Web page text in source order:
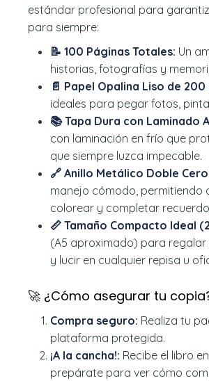
estándar profesional para
para siempre:
📝 100 Páginas Totales: Un
historias, fotografías y
📄 Papel Opalina Liso de 200
ideales para pegar fotos,
📚 Tapa Dura con Laminado
con laminación en frío que
que siempre luzca impecable.
🔗 Anillo Metálico Doble
manejo cómodo, permitiendo
colorear y completar
📏 Tamaño Compacto Ideal
(A5 aproximado) para
y lucir en cualquier repisa u
🚀 ¿Cómo asegurar tu
Compra seguro: Realiza tu
plataforma protegida.
¡A la cancha!: Recibe el libro
prepárate para ver cómo